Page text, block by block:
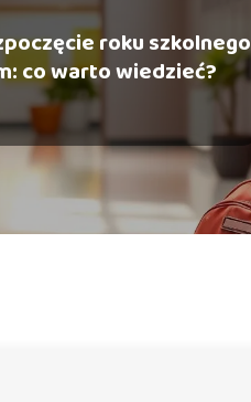
roku szkolnego
co warto wiedzieć?